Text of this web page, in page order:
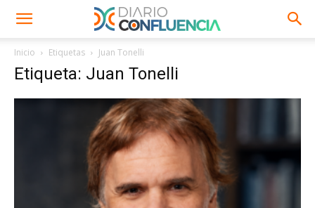
Inicio Etiquetas Juan Tonelli
Etiqueta: Juan Tonelli